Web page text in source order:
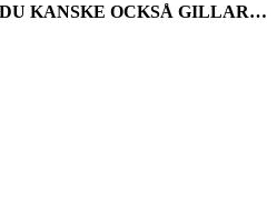
DU KANSKE OCKSÅ GILLAR…